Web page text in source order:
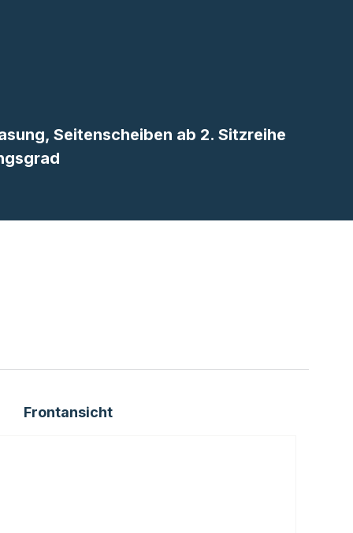
Seitenscheiben ab 2. Sitzreihe
Frontansicht